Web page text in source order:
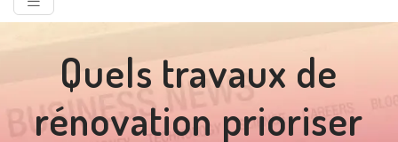
Quels travaux de
rénovation prioriser